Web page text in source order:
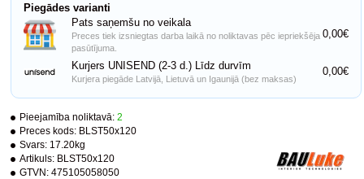
Pieejamība noliktavā: 2
Preces kods: BLST50x120
Svars: 17.20kg
Artikuls: BLST50x120
GTVN: 475105058050
Piegādes varianti
Pats saņemšu no veikala
Preces tiek izsniegtas darba laikā no noliktavas pēc iepriekšēja
pasūtījuma.
0,00€
Kurjers UNISEND (2-3 d.) Līdz durvīm
Kurjera piegāde Latvijā, Lietuvā un Igaunijā (bez maksas)
0,00€